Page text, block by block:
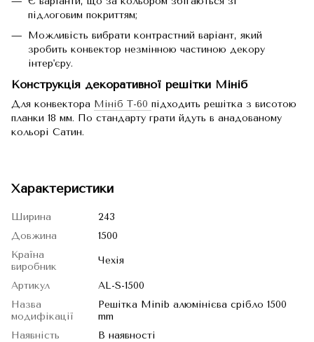
підлоговим покриттям;
Можливість вибрати контрастний варіант, який
зробить конвектор незмінною частиною декору
інтер'єру.
Конструкція декоративної решітки Мініб
Для конвектора Мініб Т-60 підходить решітка з висотою
планки 18 мм. По стандарту грати йдуть в анадованому
кольорі Сатин.
Характеристики
Ширина
243
Довжина
1500
Країна
виробник
Чехія
Артикул
AL-S-1500
Назва
модифікації
Решітка Minib алюмінієва срібло 1500
mm
Наявність
В наявності